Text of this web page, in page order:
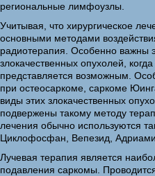
региональные лимфоузлы.
Учитывая, что хирургическое
основными методами
радиотерапия. Особенно важны
злокачественных опухолей,
представляется возможным.
при остеосаркоме, саркоме
виды этих злокачественных
подвержены такому методу
лечения обычно используются
Циклофосфан, Вепезид,
Лучевая терапия является
подавления саркомы.